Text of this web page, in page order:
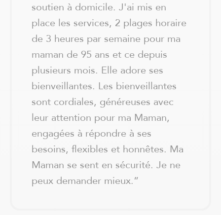
soutien à domicile. J'ai mis en
place les services, 2 plages horaire
de 3 heures par semaine pour ma
maman de 95 ans et ce depuis
plusieurs mois. Elle adore ses
bienveillantes. Les bienveillantes
sont cordiales, généreuses avec
leur attention pour ma Maman,
engagées à répondre à ses
besoins, flexibles et honnêtes. Ma
Maman se sent en sécurité. Je ne
peux demander mieux.”